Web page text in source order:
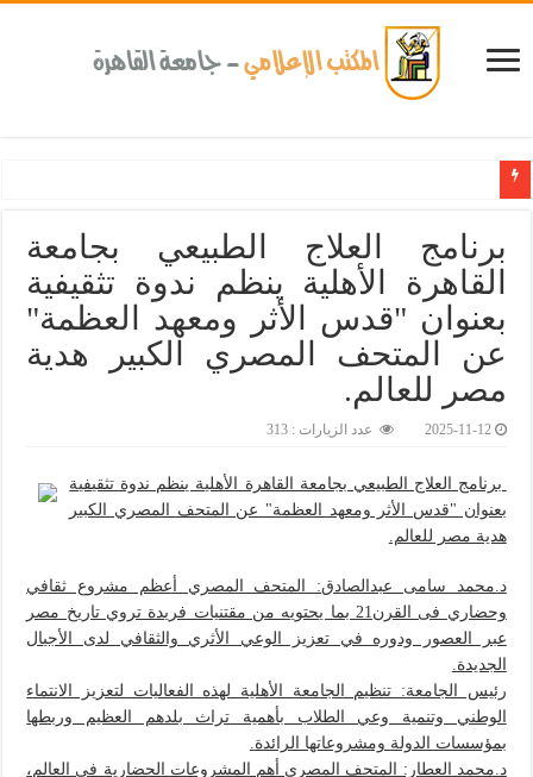
برنامج العلاج الطبيعي بجامعة
القاهرة الأهلية ينظم ندوة تثقيفية
بعنوان "قدس الأثر ومعهد العظمة"
عن المتحف المصري الكبير هدية
مصر للعالم.‎
2025-11-12 عدد الزيارات : 313
برنامج العلاج الطبيعي بجامعة القاهرة الأهلية ينظم ندوة تثقيفية
بعنوان "قدس الأثر ومعهد العظمة" عن المتحف المصري الكبير
هدية مصر للعالم.
د.محمد سامى عبدالصادق: المتحف المصري أعظم مشروع ثقافي
وحضاري فى القرن21 بما يحتويه من مقتنيات فريدة تروي تاريخ مصر
عبر العصور ودوره في تعزيز الوعي الأثري والثقافي لدى الأجيال
الجديدة.
رئيس الجامعة: تنظيم الجامعة الأهلية لهذه الفعاليات لتعزيز الانتماء
الوطني وتنمية وعي الطلاب بأهمية تراث بلدهم العظيم وربطها
بمؤسسات الدولة ومشروعاتها الرائدة.
د.محمد العطار: المتحف المصري أهم المشروعات الحضارية في العالم،